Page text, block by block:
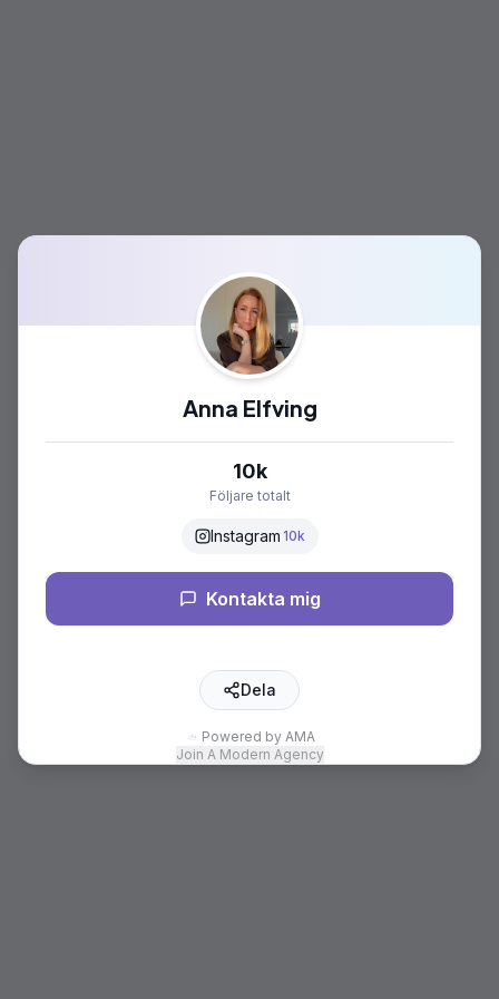
Anna Elfving
10k
Följare totalt
Instagram 10k
Kontakta mig
Dela
Powered by AMA
Join A Modern Agency